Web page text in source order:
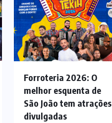
Forroteria 2026: O
melhor esquenta de
São João tem atrações
divulgadas